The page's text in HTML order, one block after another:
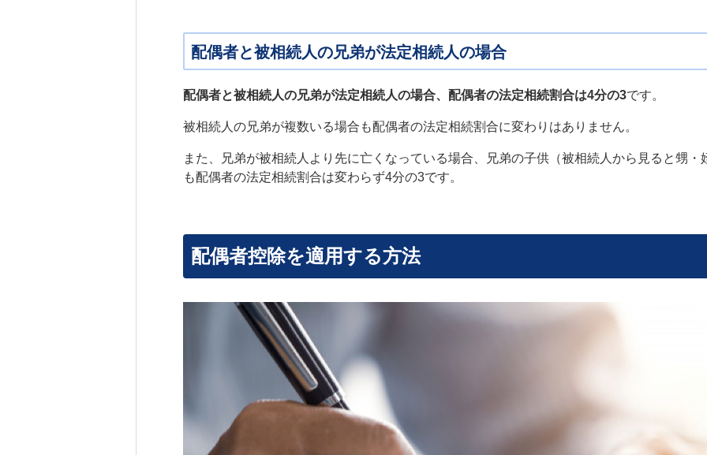
配偶者と被相続人の兄弟が法定相続人の場合
配偶者と被相続人の兄弟が法定相続人の場合、配偶者の法定相続割合は4分の3です。
被相続人の兄弟が複数いる場合も配偶者の法定相続割合に変わりはありません。
また、兄弟が被相続人より先に亡くなっている場合、兄弟の子供（被相続人から見ると甥
も配偶者の法定相続割合は変わらず4分の3です。
配偶者控除を適用する方法